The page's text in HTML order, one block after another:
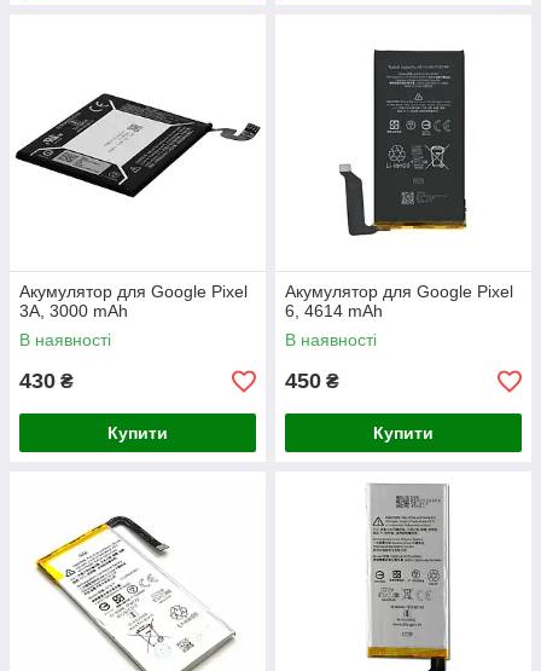
Акумулятор для Google Pixel
3A, 3000 mAh
В наявності
430 ₴
Купити
Акумулятор для Google Pixel
6, 4614 mAh
В наявності
450 ₴
Купити